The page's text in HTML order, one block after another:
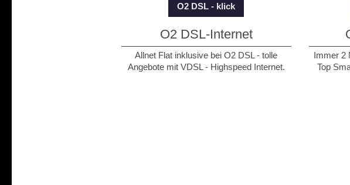
O2 DSL - klick
O2 DSL-Internet
Allnet Flat inklusive bei O2 DSL - tolle
Angebote mit VDSL - Highspeed Internet.
Immer 2
Top